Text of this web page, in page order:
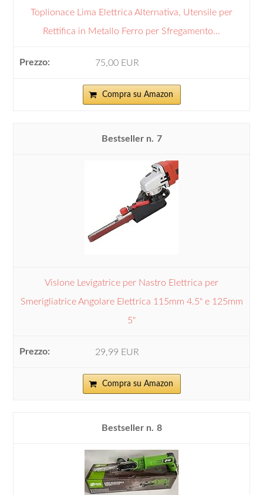
Toplionace Lima Elettrica Alternativa, Utensile per
Rettifica in Metallo Ferro per Sfregamento...
75,00 EUR
Compra su Amazon
7
Vislone Levigatrice per Nastro Elettrica per
Smerigliatrice Angolare Elettrica 115mm 4.5" e 125mm
5"
29,99 EUR
Compra su Amazon
8